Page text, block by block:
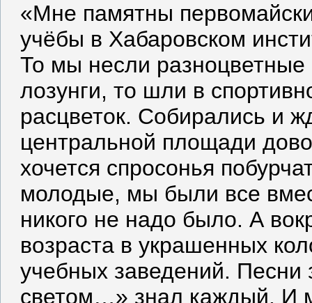
«Мне памятны
учёбы в Хабаровском
То мы несли разноцветные
лозунги, то шли в
расцветок. Собирались и
центральной площади
хочется спросонья
молодые, мы были все
никого не надо было. А
возраста в украшенных
учебных заведений. Песни
светом…» знал каждый. И